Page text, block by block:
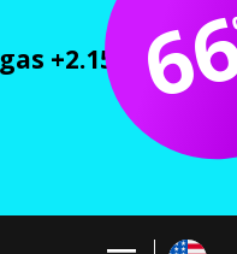
+2.150 cursos